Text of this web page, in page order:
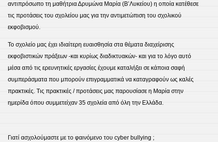
αντιπρόσωπο τη μαθήτρια Δρυμώνα Μαρία (Β’Λυκείου) η οποία κατέθεσε
τις προτάσεις του σχολείου μας για την αντιμετώπιση του σχολικού
εκφοβισμού.
Το σχολείο μας έχει ιδιαίτερη ευαισθησία στα θέματα διαχείρισης
εκφοβιστικών πράξεων -και κυρίως διαδικτυακών- και για το λόγο αυτό
μέσα από τις ερευνητικές εργασίες έχουμε καταλήξει σε κάποια σαφή
συμπεράσματα που μπορούν επιγραμματικά να καταγραφούν ως καλές
πρακτικές. Τις πρακτικές / προτάσεις μας παρουσίασε η Μαρία στην
ημερίδα όπου συμμετείχαν 35 σχολεία από όλη την Ελλάδα.
Γιατί ασχολούμαστε με το φαινόμενο του cyber bullying ;